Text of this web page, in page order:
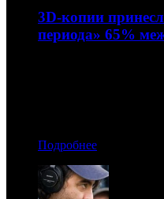
3D-копии
периода» 65%
Подробнее